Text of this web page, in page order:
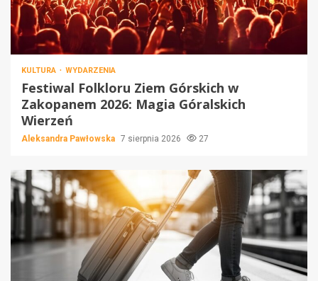
KULTURA WYDARZENIA
Festiwal Folkloru Ziem Górskich w
Zakopanem 2026: Magia Góralskich
Wierzeń
Aleksandra Pawłowska 7 sierpnia 2026 27